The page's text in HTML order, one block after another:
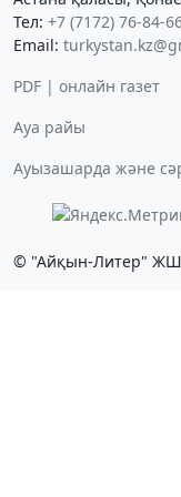
Тел: +7 (7172) 76-84-
Email:
PDF | онлайн газет
Ауа райы
Ауызашарда және
© "Айқын-Литер"